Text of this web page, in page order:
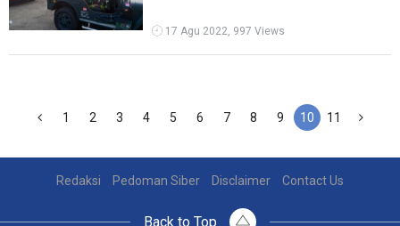
Kebangsaan pa ...
17 Agu 2022, 997 Views
1 2 3 4 5 6 7 8 9 10 11
Redaksi Pedoman Siber Disclaimer Contact Us
Back to Top